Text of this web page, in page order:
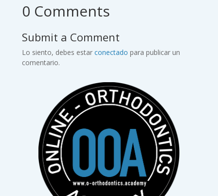
0 Comments
Submit a Comment
Lo siento, debes estar conectado para publicar un
comentario.